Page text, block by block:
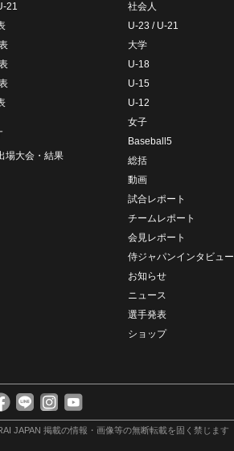
21
場大会・結果
社会人
U-23 / U-21
大学
U-18
U-15
U-12
女子
Baseball5
総括
動画
試合レポート
チームレポート
会見レポート
侍ジャパンインタビュー
お知らせ
ニュース
選手発表
ショップ
JAPAN 掲載の情報・画像等の無断転載を固く禁じます